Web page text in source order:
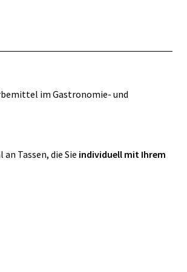
im Gastronomie- und
Tassen, die Sie individuell mit Ihrem